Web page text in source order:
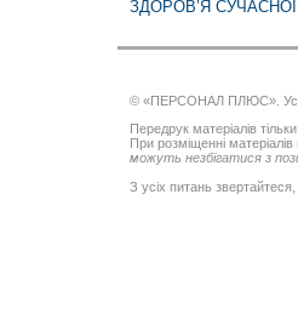
ЗДОРОВ’Я
© «ПЕРСОНАЛ ПЛЮС». Усі
Передрук матеріалів
При розміщенні матеріалів
можуть незбігатися з
З усіх питань